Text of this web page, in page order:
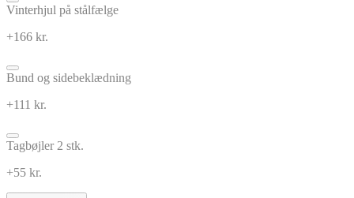
Vinterhjul på stålfælge
+166 kr.
Bund og sidebeklædning
+111 kr.
Tagbøjler 2 stk.
+55 kr.